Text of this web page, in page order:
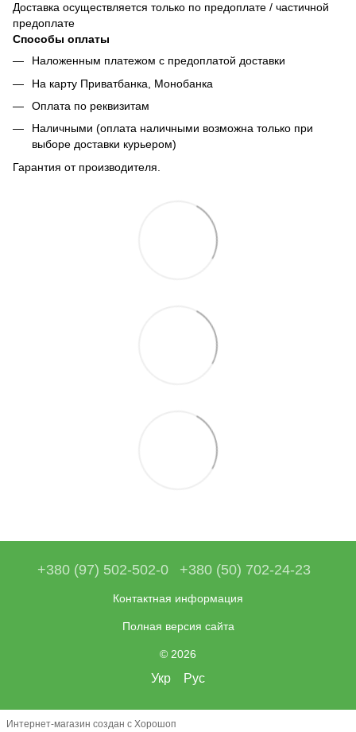
Доставка осуществляется только по предоплате / частичной
предоплате
Способы оплаты
Наложенным платежом с предоплатой доставки
На карту Приватбанка, Монобанка
Оплата по реквизитам
Наличными (оплата наличными возможна только при
выборе доставки курьером)
Гарантия от производителя.
+380 (97) 502-502-0 +380 (50) 702-24-23
Контактная информация
Полная версия сайта
© 2026
Укр Рус
Интернет-магазин создан с Хорошоп